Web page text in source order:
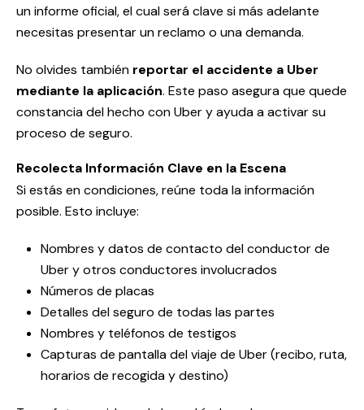
un informe oficial, el cual será clave si más adelante
necesitas presentar un reclamo o una demanda.
No olvides también reportar el accidente a Uber
mediante la aplicación. Este paso asegura que quede
constancia del hecho con Uber y ayuda a activar su
proceso de seguro.
Recolecta Información Clave en la Escena
Si estás en condiciones, reúne toda la información
posible. Esto incluye:
Nombres y datos de contacto del conductor de
Uber y otros conductores involucrados
Números de placas
Detalles del seguro de todas las partes
Nombres y teléfonos de testigos
Capturas de pantalla del viaje de Uber (recibo, ruta,
horarios de recogida y destino)